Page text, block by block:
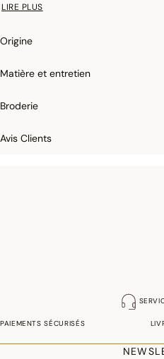
•Fils peignés (longues fibres)
•Ourlets simples - 1 cm
généreuses de 60x80cm et une étiquette
qualité de leurs fibres, ils perdureront aux
LIRE PLUS
Origine
Matière et entretien
Broderie
Avis Clients
PAIEMENTS SÉCURISÉS